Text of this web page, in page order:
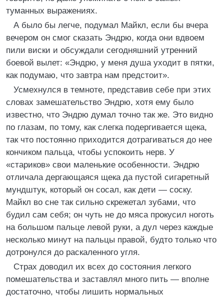
туманных выражениях.
А было бы легче, подумал Майкл, если бы вчера
вечером он смог сказать Эндрю, когда они вдвоем
пили виски и обсуждали сегодняшний утренний
боевой вылет: «Эндрю, у меня душа уходит в пятки,
как подумаю, что завтра нам предстоит».
Усмехнулся в темноте, представив себе при этих
словах замешательство Эндрю, хотя ему было
известно, что Эндрю думал точно так же. Это видно
по глазам, по тому, как слегка подергивается щека,
так что постоянно приходится дотрагиваться до нее
кончиком пальца, чтобы успокоить нерв. У
«стариков» свои маленькие особенности. Эндрю
отличала дергающаяся щека да пустой сигаретный
мундштук, который он сосал, как дети — соску.
Майкл во сне так сильно скрежетал зубами, что
будил сам себя; он чуть не до мяса прокусил ноготь
на большом пальце левой руки, а дул через каждые
несколько минут на пальцы правой, будто только что
дотронулся до раскаленного угля.
Страх доводил их всех до состояния легкого
помешательства и заставлял много пить — вполне
достаточно, чтобы лишить нормальных